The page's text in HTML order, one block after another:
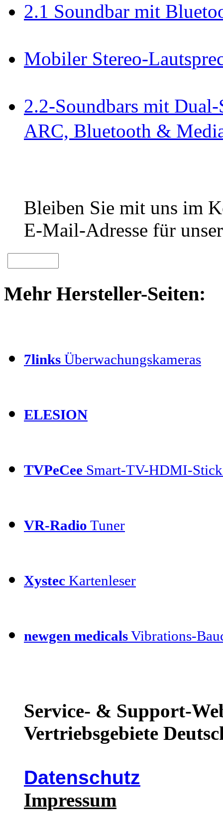
2.1 Soundbar mit
Mobiler Stereo-
2.2-Soundbars mit
ARC, Bluetooth &
Bleiben Sie mit uns im
E-Mail-Adresse für
Mehr Hersteller-Seiten:
7links Überwachungskameras
ELESION
TVPeCee Smart-TV-HDMI-
VR-Radio Tuner
Xystec Kartenleser
newgen medicalsVibrations-
Service- & Support-
Vertriebsgebiete
Datenschutz
Impressum